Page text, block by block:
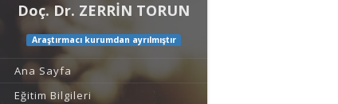
Doç. Dr. ZERRİN TORUN
Araştırmacı kurumdan ayrılmıştır
Ana Sayfa
Eğitim Bilgileri